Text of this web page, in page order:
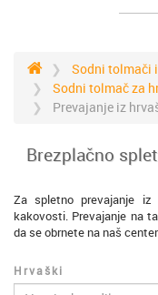
Sodni tolmači
Sodni tolmač za
Prevajanje iz
Brezplačno
Za spletno prevajanje
kakovosti. Prevajanje na
da se obrnete na naš
Hrvaški